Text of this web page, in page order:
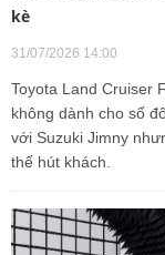
kè
31/07/2026 14:00
Toyota Land Cruiser
không dành cho số
với Suzuki Jimny
thế hút khách.